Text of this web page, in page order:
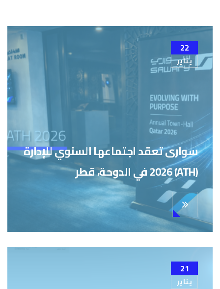
22
يناير
سوارى تعقد اجتماعها السنوي للإدارة
(ATH) 2026 في الدوحة، قطر
21
يناير